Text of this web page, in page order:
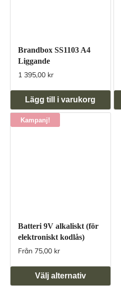
Brandbox SS1103 A4
Liggande
1 395,00 kr
Lägg till i varukorg
Kampanj!
Batteri 9V alkaliskt (för
elektroniskt kodlås)
Från 75,00 kr
Välj alternativ